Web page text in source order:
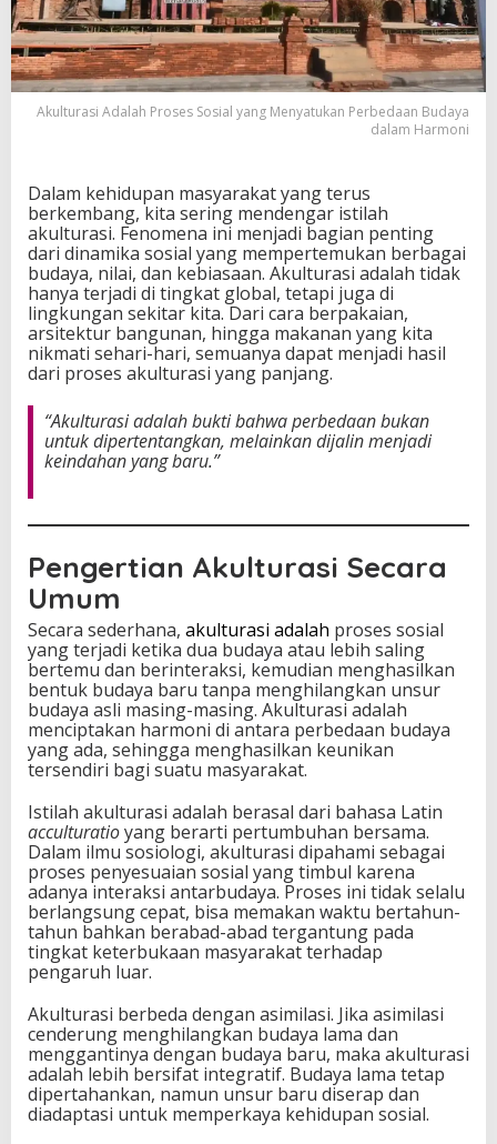
s
S
o
s
i
a
n
g
M
e
n
y
a
t
u
k
n
P
a
u
d
a
y
a
d
a
l
m
H
a
r
m
o
n
i
Akulturasi Adalah Proses Sosial yang Menyatukan Perbedaan Budaya
dalam Harmoni
Dalam kehidupan masyarakat yang terus
berkembang, kita sering mendengar istilah
akulturasi. Fenomena ini menjadi bagian penting
dari dinamika sosial yang mempertemukan berbagai
budaya, nilai, dan kebiasaan. Akulturasi adalah tidak
hanya terjadi di tingkat global, tetapi juga di
lingkungan sekitar kita. Dari cara berpakaian,
arsitektur bangunan, hingga makanan yang kita
nikmati sehari-hari, semuanya dapat menjadi hasil
dari proses akulturasi yang panjang.
“Akulturasi adalah bukti bahwa perbedaan bukan
untuk dipertentangkan, melainkan dijalin menjadi
keindahan yang baru.”
Pengertian Akulturasi Secara
Umum
Secara sederhana, akulturasi adalah proses sosial
yang terjadi ketika dua budaya atau lebih saling
bertemu dan berinteraksi, kemudian menghasilkan
bentuk budaya baru tanpa menghilangkan unsur
budaya asli masing-masing. Akulturasi adalah
menciptakan harmoni di antara perbedaan budaya
yang ada, sehingga menghasilkan keunikan
tersendiri bagi suatu masyarakat.
Istilah akulturasi adalah berasal dari bahasa Latin
acculturatioyang berarti pertumbuhan bersama.
Dalam ilmu sosiologi, akulturasi dipahami sebagai
proses penyesuaian sosial yang timbul karena
adanya interaksi antarbudaya. Proses ini tidak selalu
berlangsung cepat, bisa memakan waktu bertahun-
tahun bahkan berabad-abad tergantung pada
tingkat keterbukaan masyarakat terhadap
pengaruh luar.
Akulturasi berbeda dengan asimilasi. Jika asimilasi
cenderung menghilangkan budaya lama dan
menggantinya dengan budaya baru, maka akulturasi
adalah lebih bersifat integratif. Budaya lama tetap
dipertahankan, namun unsur baru diserap dan
diadaptasi untuk memperkaya kehidupan sosial.